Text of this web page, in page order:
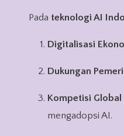
Pada teknologi AI
Digitalisasi
Dukungan
Kompetisi Global
mengadopsi AI.